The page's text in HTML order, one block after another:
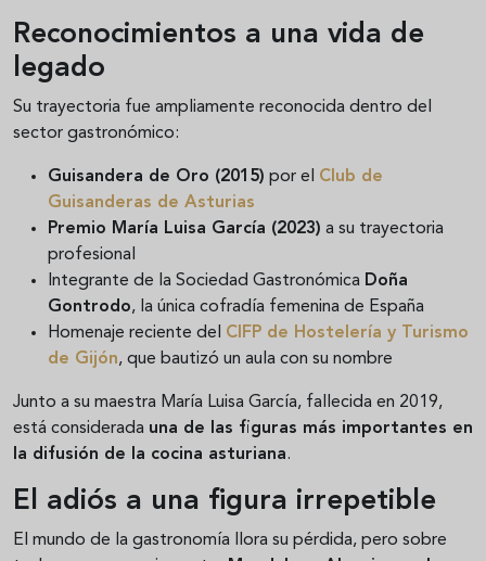
Reconocimientos a una vida de
legado
Su trayectoria fue ampliamente reconocida dentro del
sector gastronómico:
Guisandera de Oro (2015) por el Club de
Guisanderas de Asturias
Premio María Luisa García (2023) a su trayectoria
profesional
Integrante de la Sociedad Gastronómica Doña
Gontrodo, la única cofradía femenina de España
Homenaje reciente del CIFP de Hostelería y Turismo
de Gijón, que bautizó un aula con su nombre
Junto a su maestra María Luisa García, fallecida en 2019,
está considerada una de las figuras más importantes en
la difusión de la cocina asturiana.
El adiós a una figura irrepetible
El mundo de la gastronomía llora su pérdida, pero sobre